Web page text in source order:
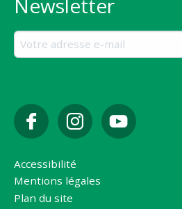
Newsletter
Accessibilité
Mentions légales
Plan du site